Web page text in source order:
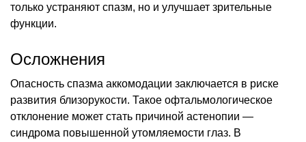
только устраняют спазм, но и улучшает зрительные
функции.
Осложнения
Опасность спазма аккомодации заключается в риске
развития близорукости. Такое офтальмологическое
отклонение может стать причиной астенопии —
синдрома повышенной утомляемости глаз. В